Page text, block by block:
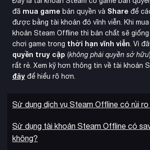
chơi thay đổi trang phục, hiệu ứng chakra
thông qua phần thưởng sau mỗi trận đấu.
phẩm trang trí có thể mở khóa, giúp tạo
đáo cho từng người chơi.
đã mua game bản quyền và Share để
được bằng tài khoản đó vĩnh viễn. Khi
khoản Steam Offline thì bản chất sẽ giống
chơi game trong thời hạn vĩnh viễn. Vì
quyền truy cập (không phải quyền sở hữu
rất rẻ. Xem kỹ hơn thông tin về tài khoản
đây để hiểu rõ hơn.
Sử dụng dịch vụ Steam Offline có rủi ro
Sử dụng tài khoản Steam Offline có
không?